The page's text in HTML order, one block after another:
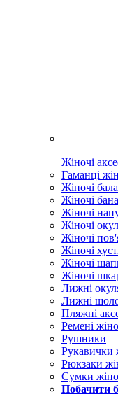
Жіночі
Гаманці
Жіночі
Жіночі
Жіночі
Жіночі
Жіночі
Жіночі
Жіночі
Жіночі
Лижні
Лижні
Пляжні
Ремені
Рушники
Рукавички
Рюкзаки
Сумки
Побачити